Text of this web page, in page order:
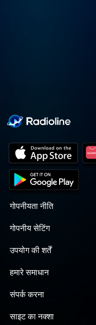
गोपनीयता नीति
गोपनीय सेटिंग
उपयोग की शर्तें
हमारे समाधान
संपर्क करना
साइट का नक्शा